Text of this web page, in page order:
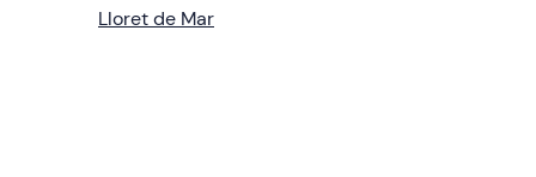
Lloret de Mar